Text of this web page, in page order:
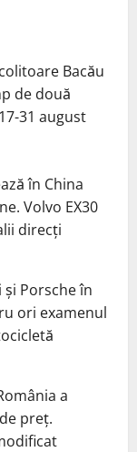
Bacău
de două
31 august
în China
Volvo EX30
direcți
și Porsche în
ori examenul
a
preț.